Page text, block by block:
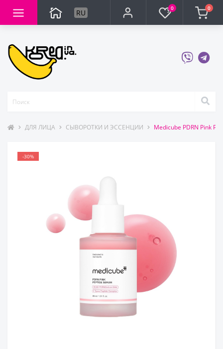
RU 0 0
ДЛЯ ЛИЦА СЫВОРОТКИ И ЭССЕНЦИИ Medicube PDRN Pink
-30%